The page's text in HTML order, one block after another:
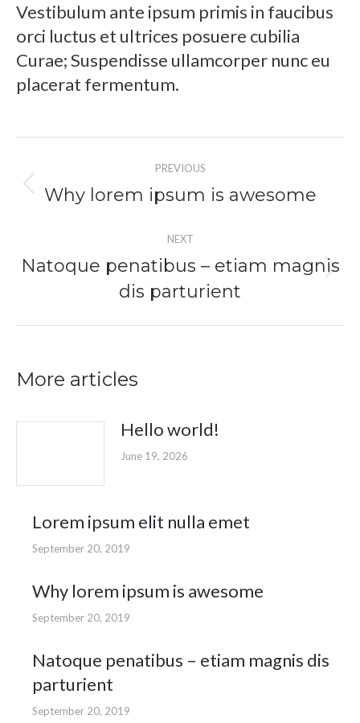
Vestibulum ante ipsum primis in faucibus
orci luctus et ultrices posuere cubilia
Curae; Suspendisse ullamcorper nunc eu
placerat fermentum.
navigation
PREVIOUS
Previous
Why lorem ipsum is awesome
NEXT
Next
post:
Natoque penatibus – etiam magnis
dis parturient
More articles
Hello world!
June 19, 2026
Lorem ipsum elit nulla emet
September 20, 2019
Why lorem ipsum is awesome
September 20, 2019
Natoque penatibus – etiam magnis dis
parturient
September 20, 2019